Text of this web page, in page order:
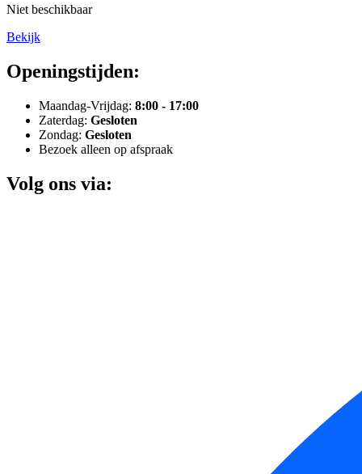
Niet beschikbaar
Bekijk
Openingstijden:
Maandag-Vrijdag: 8:00 - 17:00
Zaterdag: Gesloten
Zondag: Gesloten
Bezoek alleen op afspraak
Volg ons via: